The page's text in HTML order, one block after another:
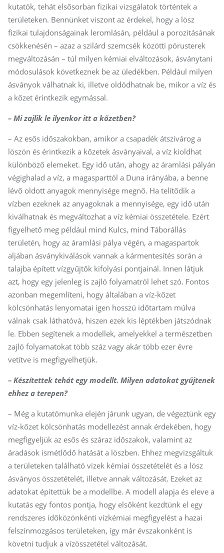
kutatók, tehát elsősorban fizikai vizsgálatok történtek a
területeken. Bennünket viszont az érdekel, hogy a lösz
fizikai tulajdonságainak leromlásán, például a porozitásának
csökkenésén – azaz a szilárd szemcsék közötti pórusterek
megváltozásán – túl milyen kémiai elváltozások, ásványtani
módosulások következnek be az üledékben. Például milyen
ásványok válhatnak ki, illetve oldódhatnak be, mikor a víz és
a kőzet érintkezik egymással.
– Mi zajlik le ilyenkor itt a kőzetben?
– Az esős időszakokban, amikor a csapadék átszivárog a
löszön és érintkezik a kőzetek ásványaival, a víz kioldhat
különböző elemeket. Egy idő után, ahogy az áramlási pályán
végighalad a víz, a magasparttól a Duna irányába, a benne
lévő oldott anyagok mennyisége megnő. Ha telítődik a
vízben ezeknek az anyagoknak a mennyisége, egy idő után
kiválhatnak és megváltozhat a víz kémiai összetétele. Ezért
figyelhető meg például mind Kulcs, mind Táborállás
területén, hogy az áramlási pálya végén, a magaspartok
aljában ásványkiválások vannak a kármentesítés során a
talajba épített vízgyűjtők kifolyási pontjainál. Innen látjuk
azt, hogy egy jelenleg is zajló folyamatról lehet szó. Fontos
azonban megemlíteni, hogy általában a víz-kőzet
kölcsönhatás lenyomatai igen hosszú időtartam múlva
válnak csak láthatóvá, hiszen ezek kis léptékben játszódnak
le. Ebben segítenek a modellek, amelyekkel a természetben
zajló folyamatokat több száz vagy akár több ezer évre
vetítve is megfigyelhetjük.
– Készítettek tehát egy modellt. Milyen adatokat gyűjtenek
ehhez a terepen?
– Még a kutatómunka elején járunk ugyan, de végeztünk egy
víz-kőzet kölcsönhatás modellezést annak érdekében, hogy
megfigyeljük az esős és száraz időszakok, valamint az
áradások ismétlődő hatását a löszben. Ehhez megvizsgáltuk
a területeken található vizek kémiai összetételét és a lösz
ásványos összetételét, illetve annak változását. Ezeket az
adatokat építettük be a modellbe. A modell alapja és eleve a
kutatás egy fontos pontja, hogy elsőként kezdtünk el egy
rendszeres időközönkénti vízkémiai megfigyelést a hazai
felszínmozgásos területeken, így már évszakonként is
követni tudjuk a vízösszetétel változását.